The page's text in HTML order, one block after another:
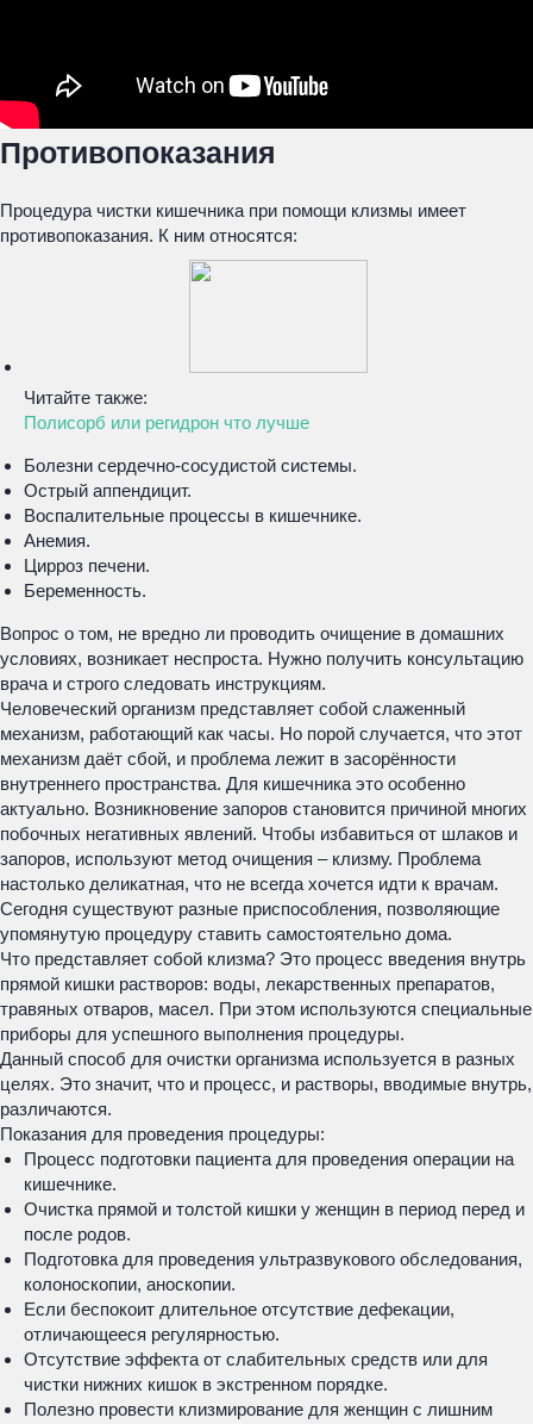
Противопоказания
Процедура чистки кишечника при помощи клизмы имеет
противопоказания. К ним относятся:
Читайте также:
Полисорб или регидрон что лучше
Болезни сердечно-сосудистой системы.
Острый аппендицит.
Воспалительные процессы в кишечнике.
Анемия.
Цирроз печени.
Беременность.
Вопрос о том, не вредно ли проводить очищение в домашних
условиях, возникает неспроста. Нужно получить консультацию
врача и строго следовать инструкциям.
Человеческий организм представляет собой слаженный
механизм, работающий как часы. Но порой случается, что этот
механизм даёт сбой, и проблема лежит в засорённости
внутреннего пространства. Для кишечника это особенно
актуально. Возникновение запоров становится причиной многих
побочных негативных явлений. Чтобы избавиться от шлаков и
запоров, используют метод очищения – клизму. Проблема
настолько деликатная, что не всегда хочется идти к врачам.
Сегодня существуют разные приспособления, позволяющие
упомянутую процедуру ставить самостоятельно дома.
Что представляет собой клизма? Это процесс введения внутрь
прямой кишки растворов: воды, лекарственных препаратов,
травяных отваров, масел. При этом используются специальные
приборы для успешного выполнения процедуры.
Данный способ для очистки организма используется в разных
целях. Это значит, что и процесс, и растворы, вводимые внутрь,
различаются.
Показания для проведения процедуры:
Процесс подготовки пациента для проведения операции на
кишечнике.
Очистка прямой и толстой кишки у женщин в период перед и
после родов.
Подготовка для проведения ультразвукового обследования,
колоноскопии, аноскопии.
Если беспокоит длительное отсутствие дефекации,
отличающееся регулярностью.
Отсутствие эффекта от слабительных средств или для
чистки нижних кишок в экстренном порядке.
Полезно провести клизмирование для женщин с лишним